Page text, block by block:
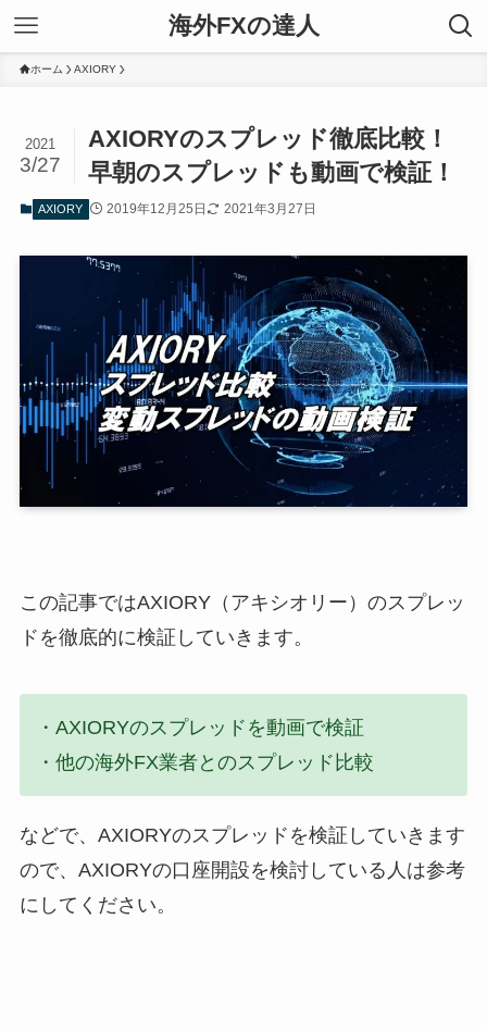
海外FXの達人
ホーム AXIORY
AXIORYのスプレッド徹底比較！
早朝のスプレッドも動画で検証！
2021
3/27
AXIORY 2019年12月25日 2021年3月27日
この記事ではAXIORY（アキシオリー）のスプレッ
ドを徹底的に検証していきます。
・AXIORYのスプレッドを動画で検証
・他の海外FX業者とのスプレッド比較
などで、AXIORYのスプレッドを検証していきます
ので、AXIORYの口座開設を検討している人は参考
にしてください。